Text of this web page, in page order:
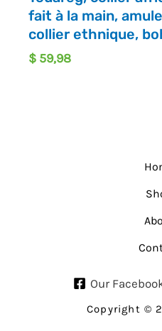
fait à la main,
collier ethnique,
$ 59,98
Our
Copyright ©